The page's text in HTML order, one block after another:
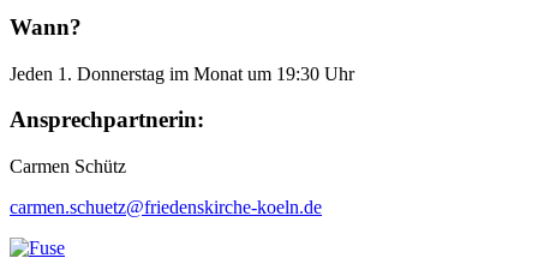
Wann?
Jeden 1. Donnerstag im Monat um 19:30 Uhr
Ansprechpartnerin:
Carmen Schütz
carmen.schuetz@friedenskirche-koeln.de